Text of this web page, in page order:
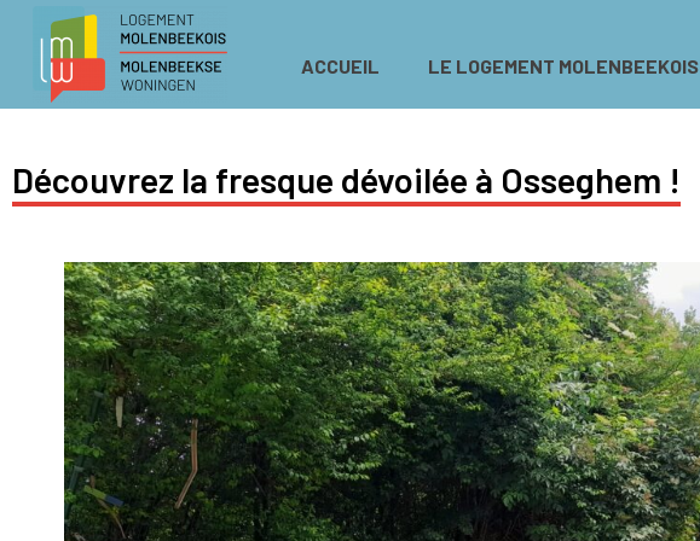
ACCUEIL LE LOGEMENT MOLENBEEKOIS
Découvrez la fresque dévoilée à Osseghem !